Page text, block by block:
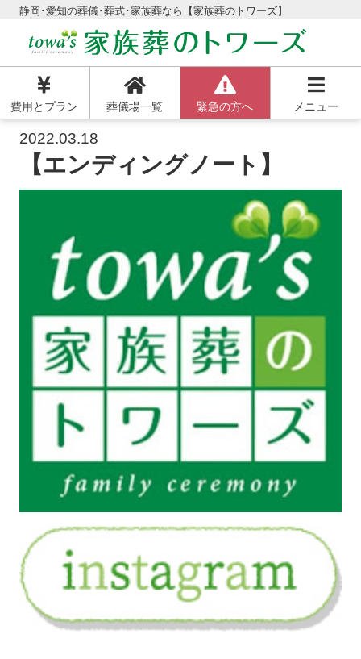
静岡･愛知の葬儀･葬式･家族葬なら【家族葬のトワーズ】
費用とプラン 葬儀場一覧 緊急の方へ メニュー
2022.03.18
【エンディングノート】